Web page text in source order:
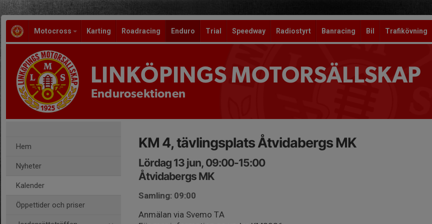
Motocross Karting Roadracing Enduro Trial Speedway Radiostyrt Banracing Bil Trafikövning
LINKÖPINGS MOTORSÄLLSKAP
Endurosektionen
Hem
Nyheter
Kalender
Öppettider och priser
KM 4, tävlingsplats Åtvidabergs MK
Lördag 13 jun, 09:00-15:00
Åtvidabergs MK
Samling: 09:00
Anmälan via Svemo TA